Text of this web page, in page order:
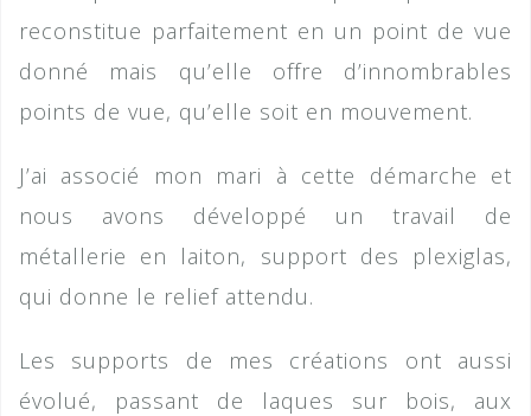
reconstitue parfaitement en un point de vue
donné mais qu’elle offre d’innombrables
points de vue, qu’elle soit en mouvement.
J’ai associé mon mari à cette démarche et
nous avons développé un travail de
métallerie en laiton, support des plexiglas,
qui donne le relief attendu.
Les supports de mes créations ont aussi
évolué, passant de laques sur bois, aux